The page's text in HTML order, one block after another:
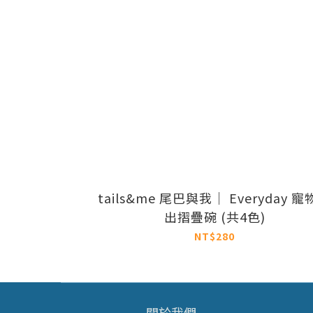
tails&me 尾巴與我｜ Everyday 寵
出摺疊碗 (共4色)
NT$280